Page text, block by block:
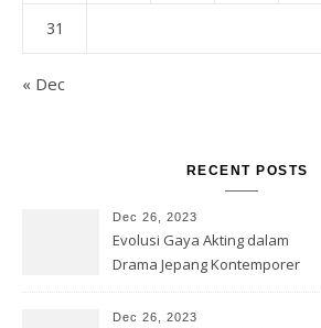
31
« Dec
RECENT POSTS
Dec 26, 2023
Evolusi Gaya Akting dalam
Drama Jepang Kontemporer
Dec 26, 2023